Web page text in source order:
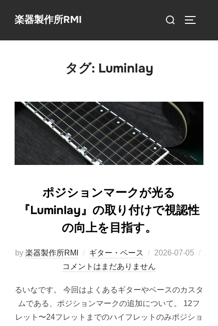
楽器製作所RMI
検
対
タグ: Luminlay
ポジションマークが光る
『Luminlay』の取り付けで視認性
の向上を目指す。
by 楽器製作所RMI ギター・ベース
投
2026-07-05
コメントはまだありません
るいなです。 今回はよくあるギターやベースのカスタ
ムである、ポジションマークの追加について。 12フ
レット〜24フレットまでのハイフレットのみポジショ